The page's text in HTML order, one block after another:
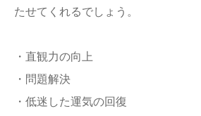
たせてくれるでしょう。
・直観力の向上
・問題解決
・低迷した運気の回復